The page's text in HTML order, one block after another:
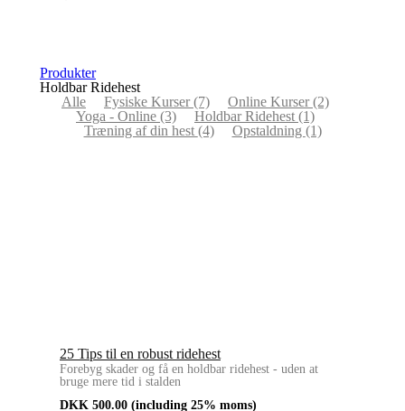
Produkter
Holdbar Ridehest
Alle
Fysiske Kurser(7) Online Kurser(2)
Yoga - Online (3) Holdbar Ridehest (1)
Træning af din hest (4) Opstaldning (1)
25 Tips til en robust ridehest
Forebyg skader og få en holdbar ridehest - uden at
bruge mere tid i stalden
DKK 500.00 (including 25% moms)